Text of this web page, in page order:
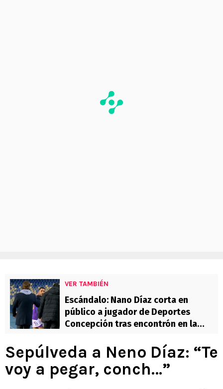
VER TAMBIÉN
Escándalo: Nano Díaz corta en
público a jugador de Deportes
Concepción tras encontrón en la
Sepúlveda a Neno Díaz: “Te
voy a pegar, conch…”